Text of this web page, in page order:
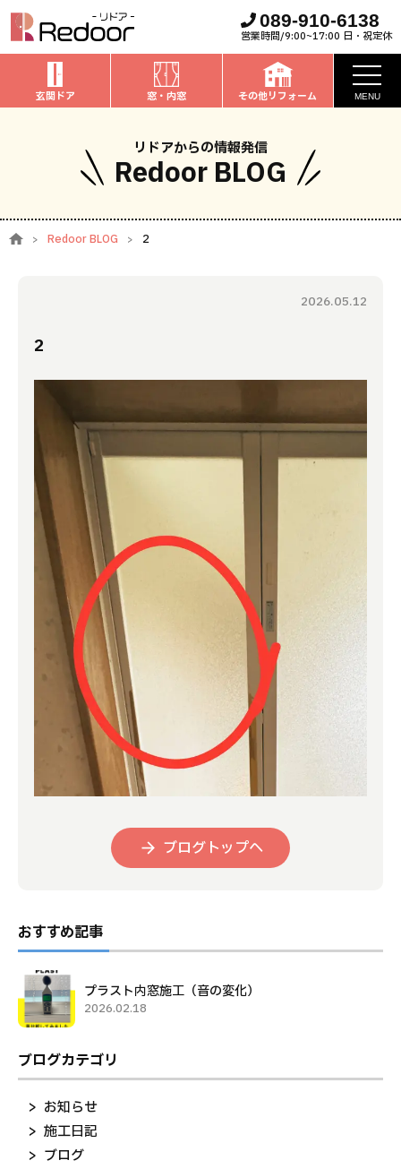
089-910-6138
営業時間/9:00~17:00 日・祝定休
玄関ドア 窓・内窓 その他リフォーム MENU
私たちについて
取扱商品
お家全般
お客様の声
よくある質問
補助金事業
アクセス
リドアからの情報発信
Redoor BLOG
Redoor BLOG 2
2026.05.12
2
ブログトップへ
おすすめ記事
プラスト内窓施工（音の変化）
2026.02.18
ブログカテゴリ
お知らせ
施工日記
ブログ